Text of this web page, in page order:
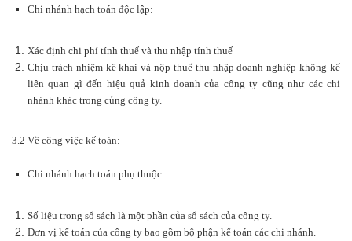
Chi nhánh hạch toán độc lập:
Xác định chi phí tính thuế và thu nhập tính thuế
Chịu trách nhiệm kê khai và nộp thuế thu nhập doanh nghiệp không kể
liên quan gì đến hiệu quả kinh doanh của công ty cũng như các chi
nhánh khác trong củng công ty.
3.2 Về công việc kế toán:
Chi nhánh hạch toán phụ thuộc:
Số liệu trong sổ sách là một phần của sổ sách của công ty.
Đơn vị kế toán của công ty bao gồm bộ phận kế toán các chi nhánh.